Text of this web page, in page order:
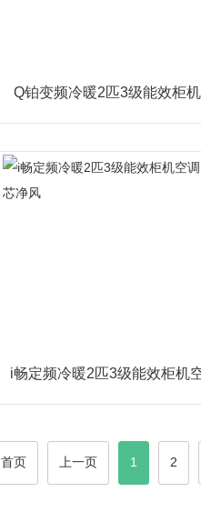
Q铂变频冷暖2匹3级能效柜
i畅定频冷暖2匹3级能效柜机
首页 上一页 1 2